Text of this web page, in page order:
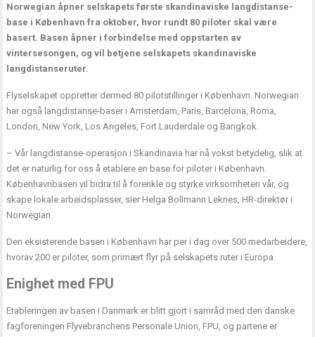
Norwegian åpner selskapets første skandinaviske langdistanse-
base i København fra oktober, hvor rundt 80 piloter skal være
basert. Basen åpner i forbindelse med oppstarten av
vintersesongen, og vil betjene selskapets skandinaviske
langdistanseruter.
Flyselskapet oppretter dermed 80 pilotstillinger i København. Norwegian
har også langdistanse-baser i Amsterdam, Paris, Barcelona, Roma,
London, New York, Los Angeles, Fort Lauderdale og Bangkok.
– Vår langdistanse-operasjon i Skandinavia har nå vokst betydelig, slik at
det er naturlig for oss å etablere en base for piloter i København.
Københavnbasen vil bidra til å forenkle og styrke virksomheten vår, og
skape lokale arbeidsplasser, sier Helga Bollmann Leknes, HR-direktør i
Norwegian.
Den eksisterende basen i København har per i dag over 500 medarbeidere,
hvorav 200 er piloter, som primært flyr på selskapets ruter i Europa.
Enighet med FPU
Etableringen av basen i Danmark er blitt gjort i samråd med den danske
fagforeningen Flyvebranchens Personale Union, FPU, og partene er